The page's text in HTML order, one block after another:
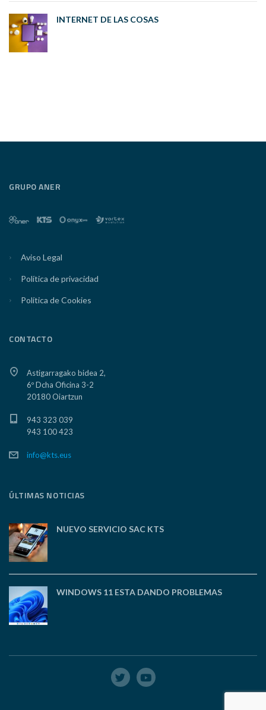
INTERNET DE LAS COSAS
GRUPO ANER
Aviso Legal
Política de privacidad
Política de Cookies
CONTACTO
Astigarragako bidea 2,
6º Dcha Oficina 3-2
20180 Oiartzun
943 323 039
943 100 423
info@kts.eus
ÚLTIMAS NOTICIAS
NUEVO SERVICIO SAC KTS
WINDOWS 11 ESTA DANDO PROBLEMAS